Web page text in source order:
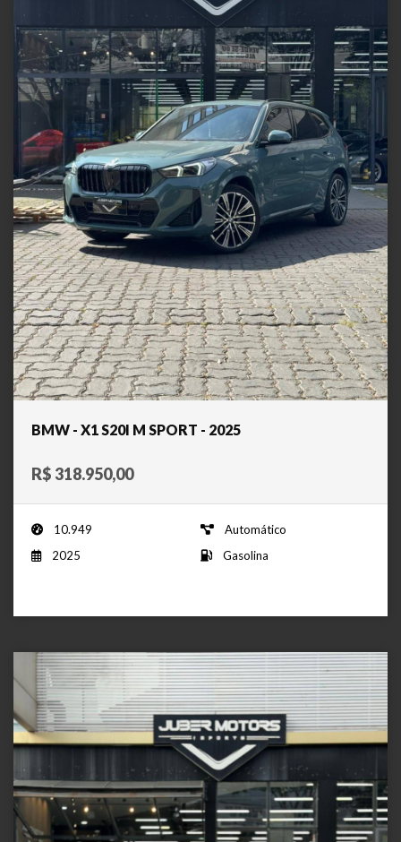
BMW - X1 S20I M SPORT - 2025
R$ 318.950,00
10.949
Automático
2025
Gasolina